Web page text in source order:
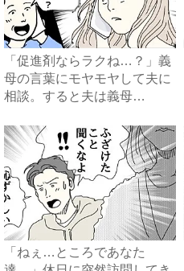
「促進剤ならラクね…？」義
母の言葉にモヤモヤして夫に
相談。すると夫は義母
「ねぇ…ところであなた